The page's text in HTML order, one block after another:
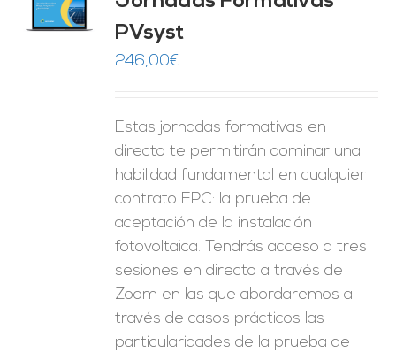
PVsyst
246,00€
Estas jornadas formativas en
directo te permitirán dominar una
habilidad fundamental en cualquier
contrato EPC: la prueba de
aceptación de la instalación
fotovoltaica. Tendrás acceso a tres
sesiones en directo a través de
Zoom en las que abordaremos a
través de casos prácticos las
particularidades de la prueba de